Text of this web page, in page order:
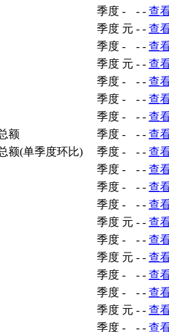
季度 - - - 查
季度 元 - - 查
季度 - - - 查
季度 元 - - 查
季度 - - - 查
季度 - - - 查
季度 - - - 查
额
季度 - - - 查
额(单季度环比)
季度 - - - 查
季度 - - - 查
季度 - - - 查
季度 - - - 查
季度 元 - - 查
季度 - - - 查
季度 元 - - 查
季度 - - - 查
季度 - - - 查
季度 元 - - 查
季度 - - - 查